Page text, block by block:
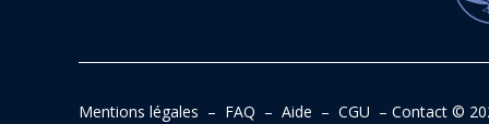
Mentions légales – FAQ – Aide – CGU – Contact©